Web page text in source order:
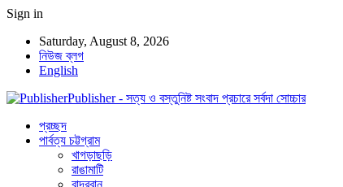
Sign in
Saturday, August 8, 2026
নিউজ ব্লগ
English
Publisher - সত্য ও বস্তুনিষ্ট সংবাদ প্রচারে সর্বদা সোচ্চার
প্রচ্ছদ
পার্বত্য চট্টগ্রাম
খাগড়াছড়ি
রাঙামাটি
বান্দরবান